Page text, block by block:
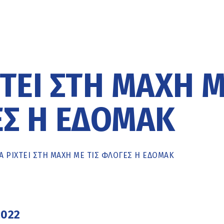
ΣΤΗ ΜΆΧΗ
Η ΕΔΟΜΑΚ
ΡΙΧΤΕΊ ΣΤΗ ΜΆΧΗ ΜΕ ΤΙΣ ΦΛΌΓΕΣ Η ΕΔΟΜΑΚ